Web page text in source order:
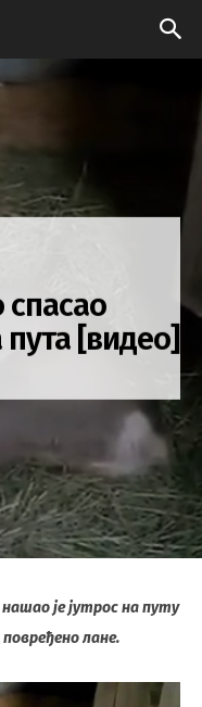
[видео]
је јутрос на путу
лане.